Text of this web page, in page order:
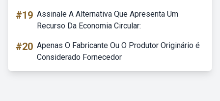
#19 Assinale A Alternativa Que Apresenta Um
Recurso Da Economia Circular:
#20 Apenas O Fabricante Ou O Produtor Originário é
Considerado Fornecedor